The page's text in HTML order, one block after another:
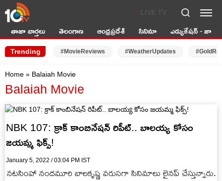
తాజా వార్తలు తెలంగాణ ఆంధ్రప్రదేశ్ సినిమా ఎడ్యుకేషన్ - జాబ్స్
Trending #MovieReviews #WeatherUpdates
Home » Balaiah Movie
Balaiah Movie
NBK 107: క్రాక్ కాంబినేషన్ రిపీట్.. బాలయ్య కోసం
జయమ్మ ఫిక్స్!
January 5, 2022 / 03:04 PM IST
నటసింహా నందమూరి బాలకృష్ణ వరుసగా సినిమాలు లైనప్ చేస్తున్నారు.